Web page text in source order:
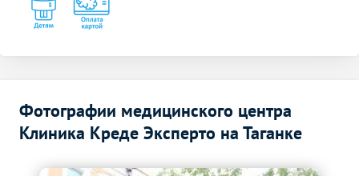
Фотографии медицинского центра
Клиника Креде Эксперто на Таганке